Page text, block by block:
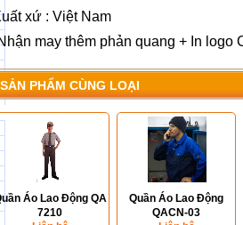
xứ : Việt Nam
may thêm phản quang + In logo
SẢN PHẨM CÙNG LOẠI
Áo Lao Động QA
7210
Quần Áo Lao Động
QACN-03